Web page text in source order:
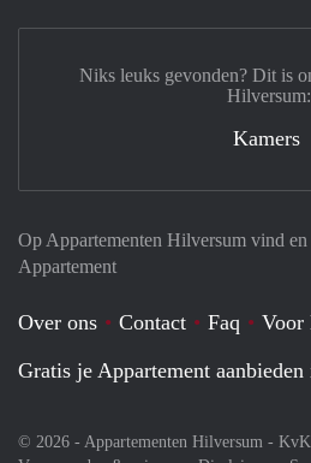
Op Appartementen Hilversum vind
Appartement
Over ons Contact Faq
Voor
Gratis je Appartement
© 2026 - Appartementen Hilversum -
Niks leuks gevonden? Dit is
Hilversum:
Kamers